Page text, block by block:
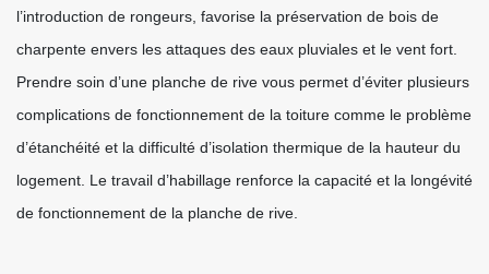
l’introduction de rongeurs, favorise la préservation de bois de
charpente envers les attaques des eaux pluviales et le vent fort.
Prendre soin d’une planche de rive vous permet d’éviter plusieurs
complications de fonctionnement de la toiture comme le problème
d’étanchéité et la difficulté d’isolation thermique de la hauteur du
logement. Le travail d’habillage renforce la capacité et la longévité
de fonctionnement de la planche de rive.